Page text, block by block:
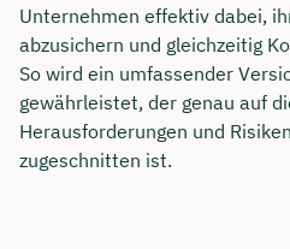
Unternehmen effektiv dabei,
abzusichern und gleichzeitig
So wird ein umfassender
gewährleistet, der genau auf
Herausforderungen und
zugeschnitten ist.